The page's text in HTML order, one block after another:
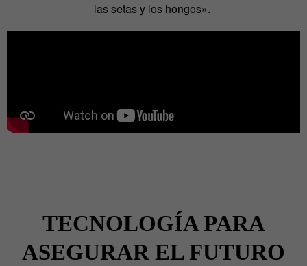
las setas y los hongos».
TECNOLOGÍA PARA
ASEGURAR EL FUTURO